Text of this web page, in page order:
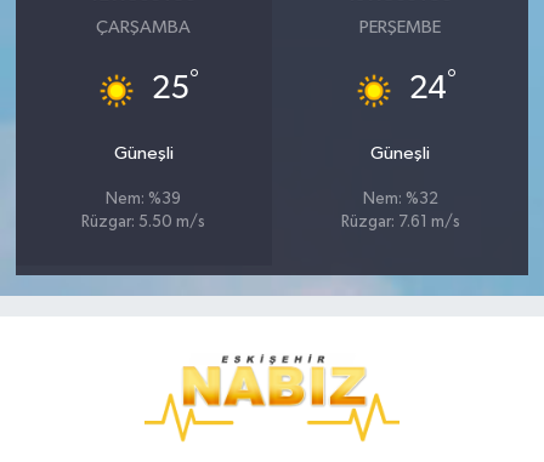
ÇARŞAMBA
25°
Güneşli
Nem: %39
Rüzgar: 5.50 m/s
PERŞEMBE
24°
Güneşli
Nem: %32
Rüzgar: 7.61 m/s